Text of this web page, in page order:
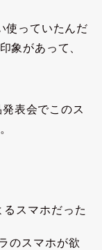
使っていたんだ
象があって、
表会でこのス
スマホだった
のスマホが欲